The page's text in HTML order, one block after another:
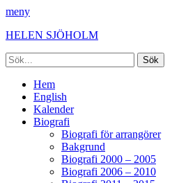
meny
HELEN SJÖHOLM
Sök
efter:
[label]
Primär
meny
Hoppa
innehåll
Hem
English
Kalender
Biografi
Biografi för arrangörer
Bakgrund
Biografi 2000 – 2005
Biografi 2006 – 2010